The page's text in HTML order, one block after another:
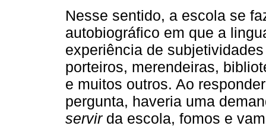
Nesse sentido, a escola se
autobiográfico em que a
experiência de
porteiros, merendeiras,
e muitos outros. Ao
pergunta, haveria uma
servirda escola, fomos e